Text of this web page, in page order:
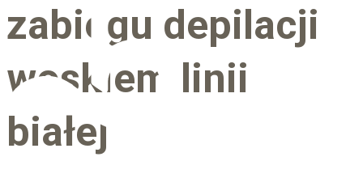
zabiegu depilacji
woskiem linii
białej